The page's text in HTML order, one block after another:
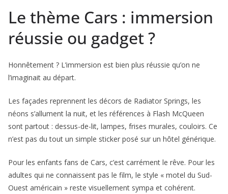
Le thème Cars : immersion
réussie ou gadget ?
Honnêtement ? L’immersion est bien plus réussie qu’on ne
l’imaginait au départ.
Les façades reprennent les décors de Radiator Springs, les
néons s’allument la nuit, et les références à Flash McQueen
sont partout : dessus-de-lit, lampes, frises murales, couloirs. Ce
n’est pas du tout un simple sticker posé sur un hôtel générique.
Pour les enfants fans de Cars, c’est carrément le rêve. Pour les
adultes qui ne connaissent pas le film, le style « motel du Sud-
Ouest américain » reste visuellement sympa et cohérent.